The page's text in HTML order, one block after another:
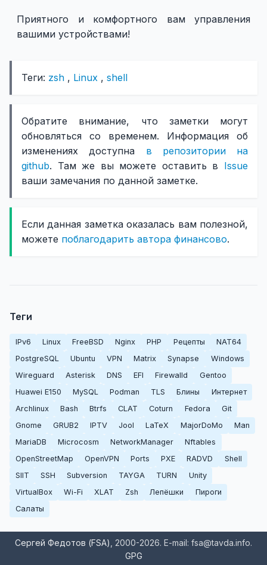
Приятного и комфортного вам управления
вашими устройствами!
Теги: zsh , Linux , shell
Обратите внимание, что заметки могут
обновляться со временем. Информация об
изменениях доступна в репозитории на
github. Там же вы можете оставить в Issue
ваши замечания по данной заметке.
Если данная заметка оказалась вам полезной,
можете поблагодарить автора финансово.
Теги
IPv6 Linux FreeBSD Nginx PHP Рецепты
NAT64
PostgreSQL
Ubuntu VPN Matrix Synapse
Windows
Wireguard
Asterisk DNS EFI Firewalld
Gentoo
Huawei E150
MySQL Podman TLS Блины
Интернет
Archlinux
Bash Btrfs CLAT Coturn Fedora
Git
Gnome
GRUB2 IPTV Jool LaTeX MajorDoMo
Man
MariaDB
Microcosm NetworkManager
Nftables
OpenStreetMap
OpenVPN Ports PXE RADVD
Shell
SIIT
SSH Subversion TAYGA TURN
Unity
VirtualBox
Wi-Fi XLAT Zsh Лепёшки
Пироги
Салаты
Сергей Федотов (FSA)
, 2000-2026. E-mail: fsa@tavda.info.
GPG